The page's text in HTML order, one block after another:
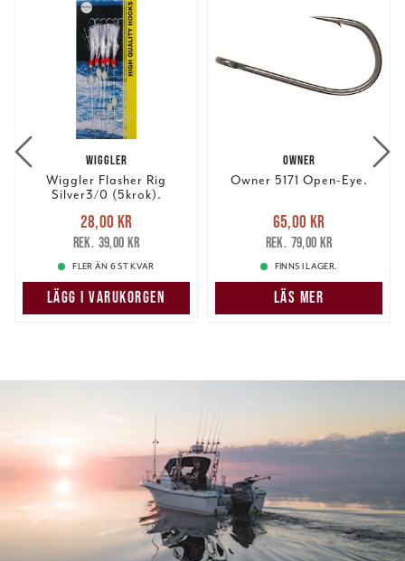
WIGGLER
Wiggler Flasher Rig
Silver3/0 (5krok).
Nuvarande pris
28,00 krTidigare pris
39,00 kr
28,00 kr
39,00 kr
FLER ÄN 6 ST KVAR
LÄGG I VARUKORGEN
OWNER
Owner 5171 Open-Eye.
Nuvarande pris
65,00 krTidigare pris
79,00 kr
65,00 kr
79,00 kr
FINNS I LAGER.
LÄS MER